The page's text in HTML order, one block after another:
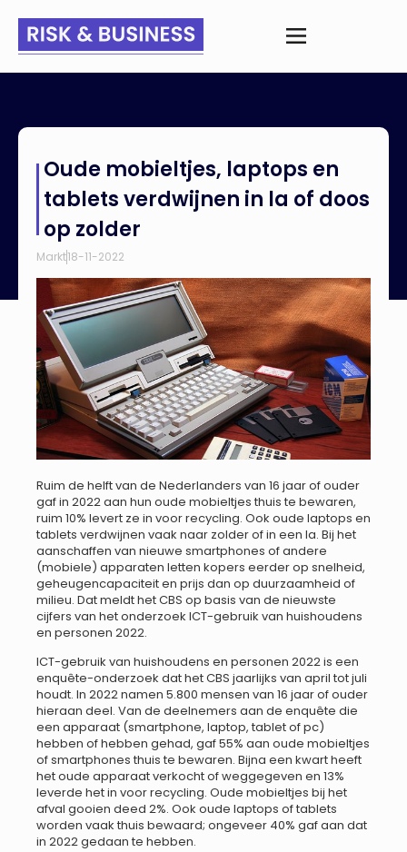
verdwijnen in la of doos op zolder
Oude mobieltjes, laptops en
tablets verdwijnen in la of doos
op zolder
Markt18-11-2022
Ruim de helft van de Nederlanders van 16 jaar of ouder
gaf in 2022 aan hun oude mobieltjes thuis te bewaren,
ruim 10% levert ze in voor recycling. Ook oude laptops en
tablets verdwijnen vaak naar zolder of in een la. Bij het
aanschaffen van nieuwe smartphones of andere
(mobiele) apparaten letten kopers eerder op snelheid,
geheugencapaciteit en prijs dan op duurzaamheid of
milieu. Dat meldt het CBS op basis van de nieuwste
cijfers van het onderzoek ICT-gebruik van huishoudens
en personen 2022.
ICT-gebruik van huishoudens en personen 2022 is een
enquête-onderzoek dat het CBS jaarlijks van april tot juli
houdt. In 2022 namen 5.800 mensen van 16 jaar of ouder
hieraan deel. Van de deelnemers aan de enquête die
een apparaat (smartphone, laptop, tablet of pc)
hebben of hebben gehad, gaf 55% aan oude mobieltjes
of smartphones thuis te bewaren. Bijna een kwart heeft
het oude apparaat verkocht of weggegeven en 13%
leverde het in voor recycling. Oude mobieltjes bij het
afval gooien deed 2%. Ook oude laptops of tablets
worden vaak thuis bewaard; ongeveer 40% gaf aan dat
in 2022 gedaan te hebben.